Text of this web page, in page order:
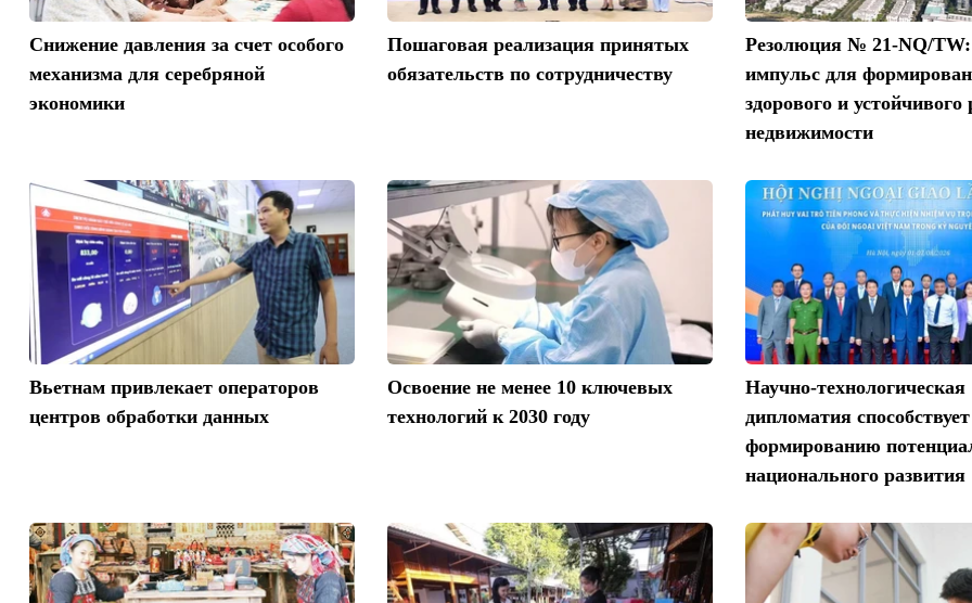
Снижение давления за счет особого
механизма для серебряной
экономики
Пошаговая реализация принятых
обязательств по сотрудничеству
Резолюция № 21-NQ/
импульс для
здорового и
недвижимости
Вьетнам привлекает операторов
центров обработки данных
Освоение не менее 10 ключевых
технологий к 2030 году
Научно-технологическая
дипломатия способствует
формированию
национального развития